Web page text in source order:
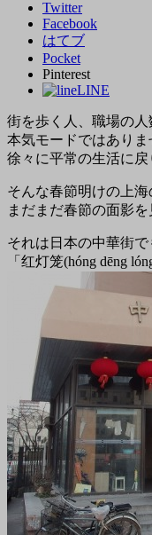
Twitter
Facebook
はてブ
Pocket
Pinterest
LINE
街を歩く人、職場の人
本気モードではありま
徐々に平常の生活に戻
そんな春節明けの上海
まだまだ春節の面影を
それは日本の中華街で
「红灯笼(hóng dēng